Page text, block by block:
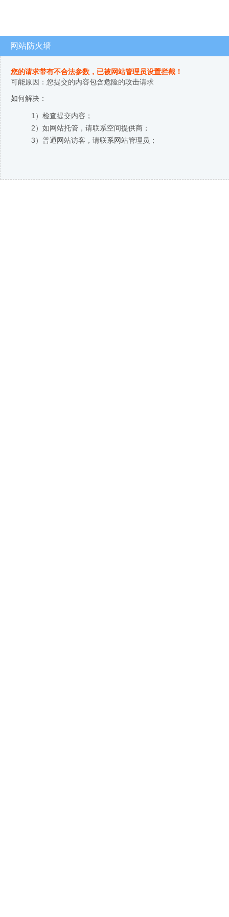
网站防火墙
您的请求带有不合法参数，已被网站管理员设置拦截！
可能原因：您提交的内容包含危险的攻击请求
如何解决：
1）检查提交内容；
2）如网站托管，请联系空间提供商；
3）普通网站访客，请联系网站管理员；